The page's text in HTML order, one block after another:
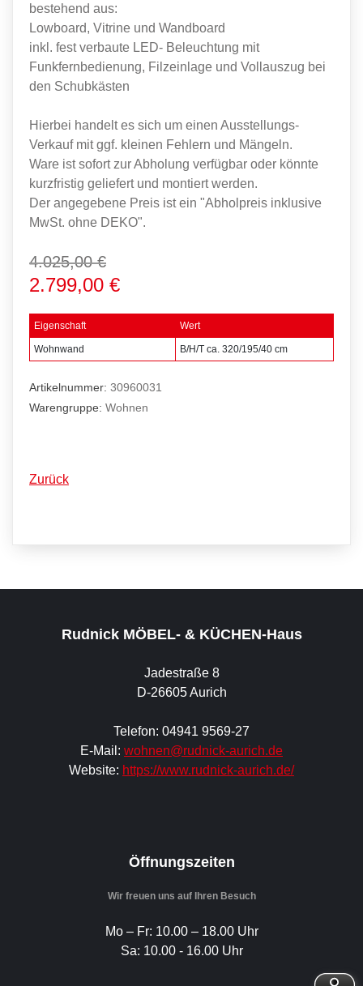
bestehend aus:
Lowboard, Vitrine und Wandboard
inkl. fest verbaute LED- Beleuchtung mit
Funkfernbedienung, Filzeinlage und Vollauszug bei
den Schubkästen
Hierbei handelt es sich um einen Ausstellungs-
Verkauf mit ggf. kleinen Fehlern und Mängeln.
Ware ist sofort zur Abholung verfügbar oder könnte
kurzfristig geliefert und montiert werden.
Der angegebene Preis ist ein "Abholpreis inklusive
MwSt. ohne DEKO".
4.025,00 €
2.799,00 €
Eigenschaft Wert
Wohnwand B/H/T ca. 320/195/40 cm
Artikelnummer: 30960031
Warengruppe: Wohnen
Zurück
Rudnick MÖBEL- & KÜCHEN-Haus
Jadestraße 8
D-26605 Aurich
Telefon: 04941 9569-27
E-Mail: wohnen@rudnick-aurich.de
Website: https://www.rudnick-aurich.de/
Öffnungszeiten
Wir freuen uns auf Ihren Besuch
Mo – Fr: 10.00 – 18.00 Uhr
Sa: 10.00 - 16.00 Uhr